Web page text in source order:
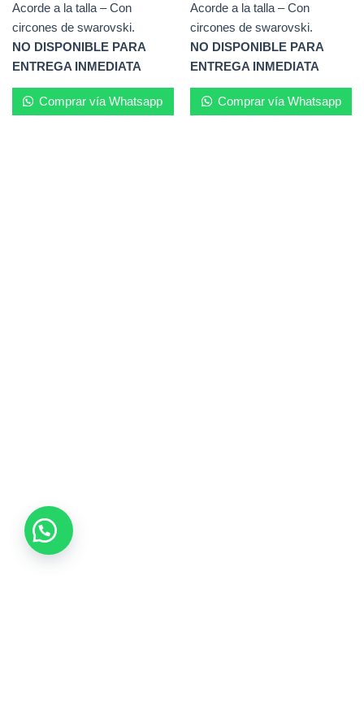
Acorde a la talla – Con
circones de swarovski.
NO DISPONIBLE PARA
ENTREGA INMEDIATA
Comprar vía Whatsapp
Acorde a la talla – Con
circones de swarovski.
NO DISPONIBLE PARA
ENTREGA INMEDIATA
Comprar vía Whatsapp